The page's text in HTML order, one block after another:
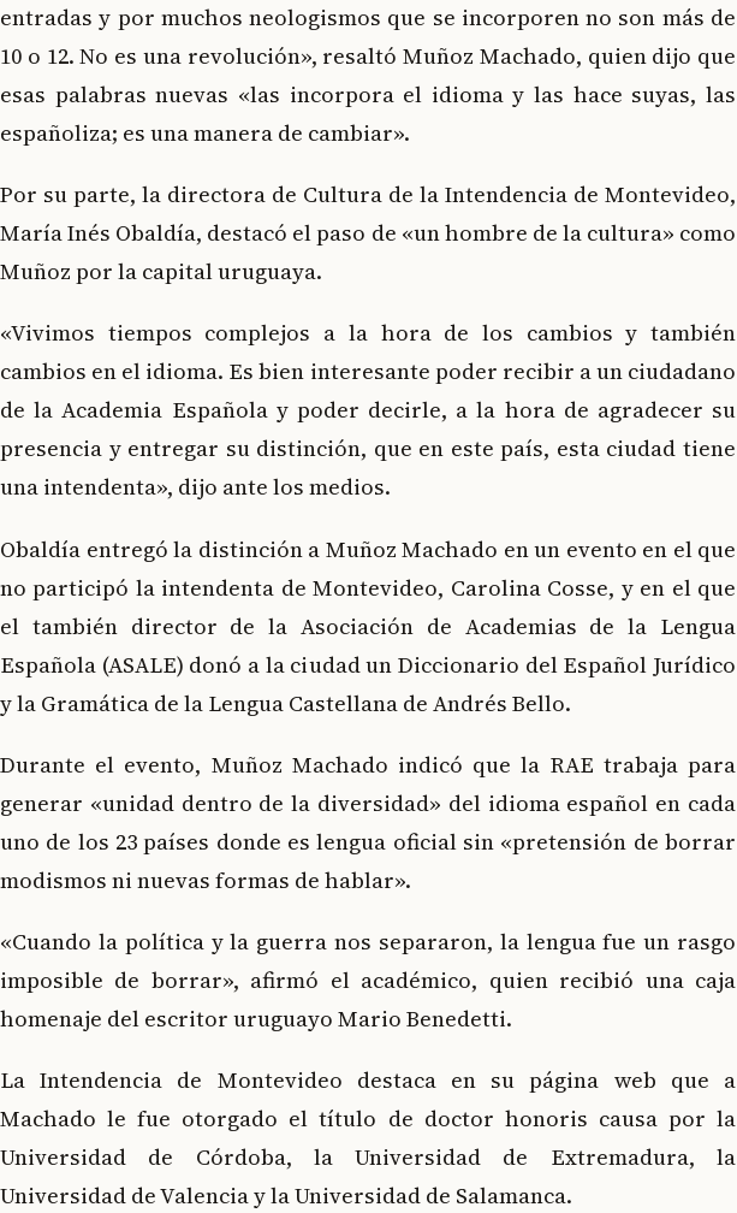
entradas y por muchos neologismos que se incorporen no son más de
10 o 12. No es una revolución», resaltó Muñoz Machado, quien dijo que
esas palabras nuevas «las incorpora el idioma y las hace suyas, las
españoliza; es una manera de cambiar».
Por su parte, la directora de Cultura de la Intendencia de Montevideo,
María Inés Obaldía, destacó el paso de «un hombre de la cultura» como
Muñoz por la capital uruguaya.
«Vivimos tiempos complejos a la hora de los cambios y también
cambios en el idioma. Es bien interesante poder recibir a un ciudadano
de la Academia Española y poder decirle, a la hora de agradecer su
presencia y entregar su distinción, que en este país, esta ciudad tiene
una intendenta», dijo ante los medios.
Obaldía entregó la distinción a Muñoz Machado en un evento en el que
no participó la intendenta de Montevideo, Carolina Cosse, y en el que
el también director de la Asociación de Academias de la Lengua
Española (ASALE) donó a la ciudad un Diccionario del Español Jurídico
y la Gramática de la Lengua Castellana de Andrés Bello.
Durante el evento, Muñoz Machado indicó que la RAE trabaja para
generar «unidad dentro de la diversidad» del idioma español en cada
uno de los 23 países donde es lengua oficial sin «pretensión de borrar
modismos ni nuevas formas de hablar».
«Cuando la política y la guerra nos separaron, la lengua fue un rasgo
imposible de borrar», afirmó el académico, quien recibió una caja
homenaje del escritor uruguayo Mario Benedetti.
La Intendencia de Montevideo destaca en su página web que a
Machado le fue otorgado el título de doctor honoris causa por la
Universidad de Córdoba, la Universidad de Extremadura, la
Universidad de Valencia y la Universidad de Salamanca.